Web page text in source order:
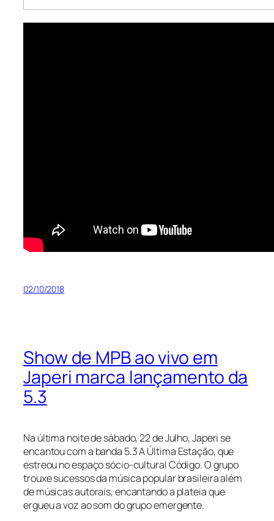
02/10/2018
Show de MPB ao vivo em
Japeri marca lançamento da
5.3
Na última noite de sábado, 22 de Julho, Japeri se
encantou com a banda 5.3 A Última Estação, que
estreou no espaço sócio-cultural Código. O grupo
trouxe sucessos da música popular brasileira além
de músicas autorais, encantando a plateia que
ergueu a voz ao som do grupo emergente.